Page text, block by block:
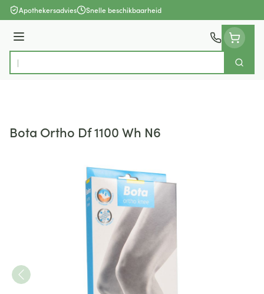
Ga naar de inhoud
Apothekersadvies Snelle beschikbaarheid
Menu
Product, merk, categorie...
Zoek
Bota Ortho Df 1100 Wh N6